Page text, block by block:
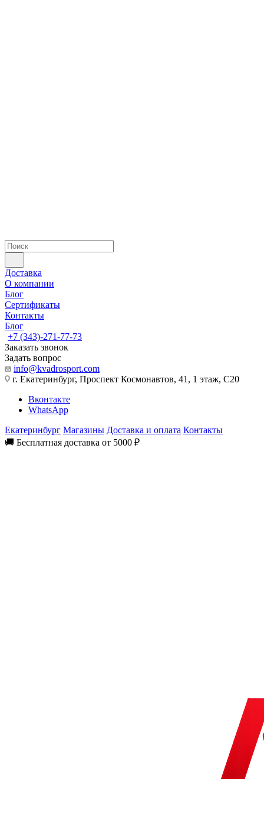
Доставка
О компании
Блог
Сертификаты
Контакты
Блог
+7 (343)-271-77-73
Заказать звонок
Задать вопрос
info@kvadrosport.com
г. Екатеринбург, Проспект Космонавтов, 41, 1 этаж, С20
Вконтакте
WhatsApp
Екатеринбург Магазины Доставка и оплата Контакты
🚚 Бесплатная доставка от 5000 ₽